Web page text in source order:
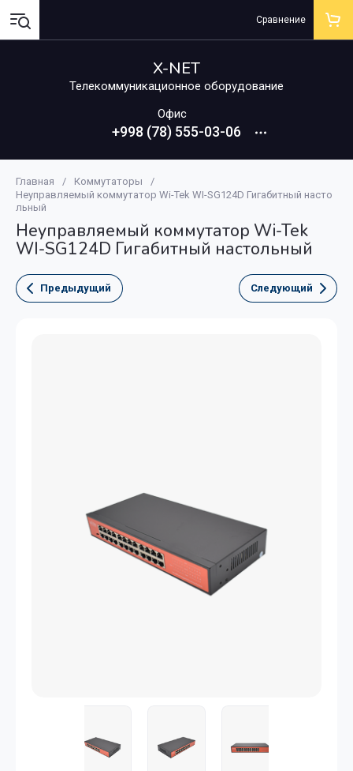
X-NET
Телекоммуникационное оборудование
Офис
+998 (78) 555-03-06
Сравнение
Главная / Коммутаторы
/
Неуправляемый коммутатор Wi-Tek WI-SG124D Гигабитный насто
льный
Неуправляемый коммутатор Wi-Tek
WI-SG124D Гигабитный настольный
Предыдущий Следующий